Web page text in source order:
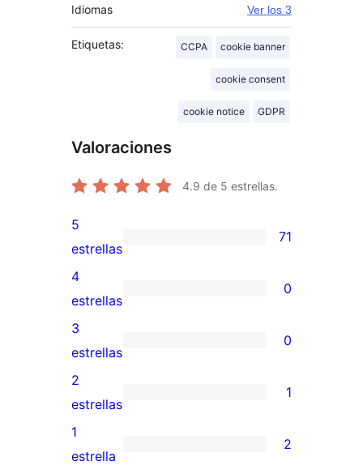
Idiomas Ver los 3
Etiquetas: CCPA cookie banner
cookie consent
cookie notice GDPR
Valoraciones
4.9 de 5 estrellas.
71
valoraciones
de
5
estrellas
5
estrellas
71
0
valoraciones
de
4
estrellas
4
estrellas
0
0
valoraciones
de
3
estrellas
3
estrellas
0
1
valoración
de
2
estrellas
1
2
1
estrella
2